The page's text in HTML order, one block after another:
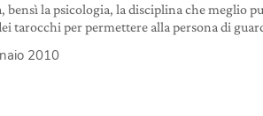
bensì la psicologia, la disciplina che meglio
tarocchi per permettere alla persona di
2010